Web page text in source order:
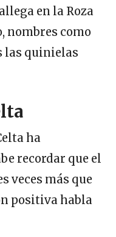
en la Roza
nombres como
las quinielas
ha
recordar que el
veces más que
positiva habla